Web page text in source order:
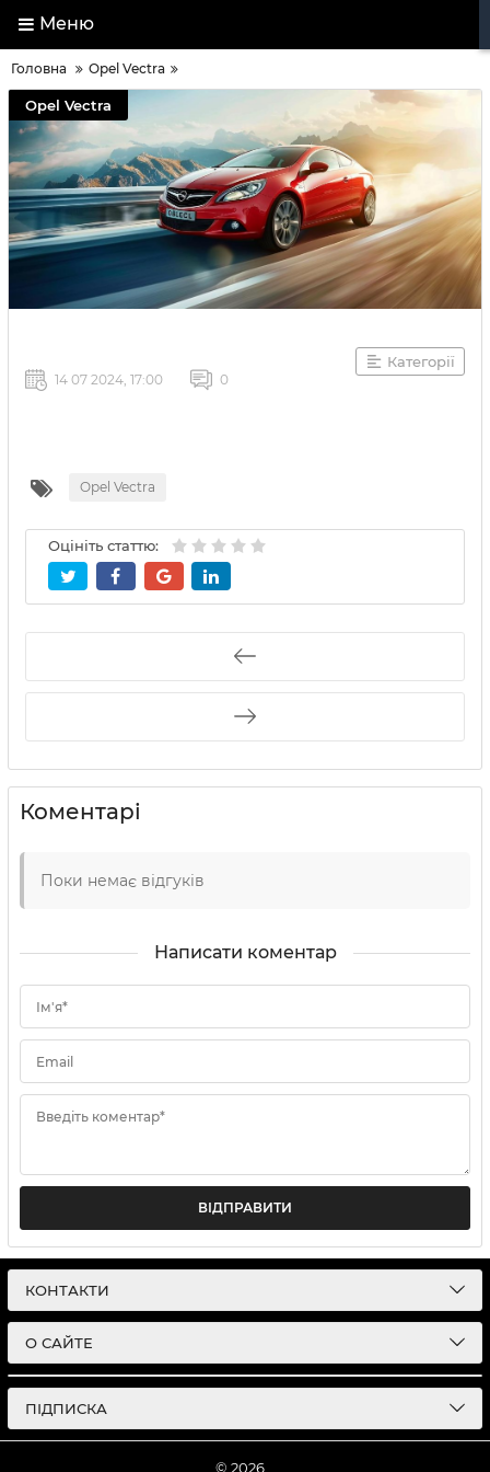
Меню
Головна Opel Vectra
Opel Vectra
Категорії
14 07 2024, 17:00 0
Opel Vectra
Оцініть статтю:
Коментарі
Поки немає відгуків
Написати коментар
Ім'я*
Email
Введіть коментар*
ВІДПРАВИТИ
КОНТАКТИ
О САЙТЕ
ПІДПИСКА
© 2026